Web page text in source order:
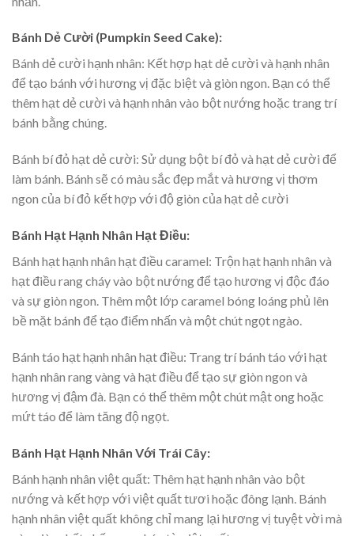
Bánh Dẻ Cười (Pumpkin Seed Cake):
Bánh dẻ cười hạnh nhân: Kết hợp hạt dẻ cười và hạnh nhân
để tạo bánh với hương vị đặc biệt và giòn ngon. Bạn có thể
thêm hạt dẻ cười và hạnh nhân vào bột nướng hoặc trang trí
bánh bằng chúng.
Bánh bí đỏ hạt dẻ cười: Sử dụng bột bí đỏ và hạt dẻ cười để
làm bánh. Bánh sẽ có màu sắc đẹp mắt và hương vị thơm
ngon của bí đỏ kết hợp với độ giòn của hạt dẻ cười
Bánh Hạt Hạnh Nhân Hạt Điều:
Bánh hạt hạnh nhân hạt điều caramel: Trộn hạt hạnh nhân và
hạt điều rang cháy vào bột nướng để tạo hương vị độc đáo
và sự giòn ngon. Thêm một lớp caramel bóng loáng phủ lên
bề mặt bánh để tạo điểm nhấn và một chút ngọt ngào.
Bánh táo hạt hạnh nhân hạt điều: Trang trí bánh táo với hạt
hạnh nhân rang vàng và hạt điều để tạo sự giòn ngon và
hương vị đậm đà. Bạn có thể thêm một chút mật ong hoặc
mứt táo để làm tăng độ ngọt.
Bánh Hạt Hạnh Nhân Với Trái Cây:
Bánh hạnh nhân việt quất: Thêm hạt hạnh nhân vào bột
nướng và kết hợp với việt quất tươi hoặc đông lạnh. Bánh
hạnh nhân việt quất không chỉ mang lại hương vị tuyệt vời mà